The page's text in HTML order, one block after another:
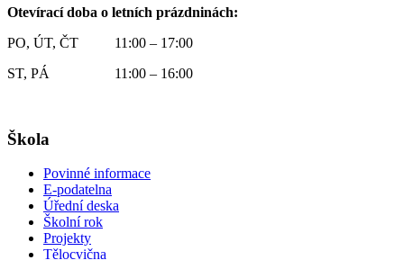
Otevírací doba o letních prázdninách:
PO, ÚT, ČT 11:00 – 17:00
ST, PÁ 11:00 – 16:00
Škola
Povinné informace
E-podatelna
Úřední deska
Školní rok
Projekty
Tělocvična